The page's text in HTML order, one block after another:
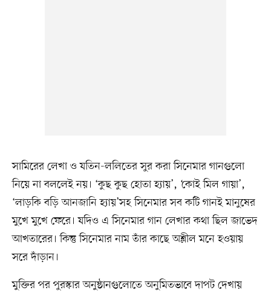
সামিরের লেখা ও যতিন-ললিতের সুর করা সিনেমার গানগুলো
নিয়ে না বললেই নয়। ‘কুছ কুছ হোতা হ্যায়’, ‘কোই মিল গায়া’,
‘লাড়কি বড়ি আনজানি হ্যায়’সহ সিনেমার সব কটি গানই মানুষের
মুখে মুখে ফেরে। যদিও এ সিনেমার গান লেখার কথা ছিল জাভেদ
আখতারের। কিন্তু সিনেমার নাম তাঁর কাছে অশ্লীল মনে হওয়ায়
সরে দাঁড়ান।
মুক্তির পর পুরস্কার অনুষ্ঠানগুলোতে অনুমিতভাবে দাপট দেখায়